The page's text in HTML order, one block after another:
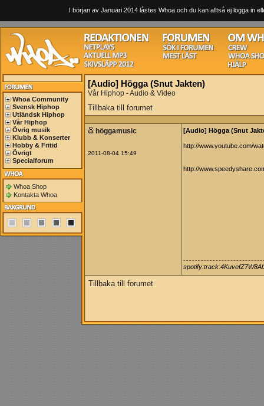
I början av Januari 2014 låstes Whoa och du kan alltså ej logga in
Whoa Community
Svensk Hiphop
Utländsk Hiphop
Vår Hiphop
Övrig musik
Klubb & Konserter
Hobby & Fritid
Övrigt
Specialforum
Whoa Shop
Kontakta Whoa
[Audio] Högga (Snut Jakten)
Vår Hiphop - Audio & Video
Tillbaka till forumet
höggamusic
2011-08-04 15:49
[Audio] Högga (Snut
http://www.youtube.com/
http://
Tillbaka till forumet